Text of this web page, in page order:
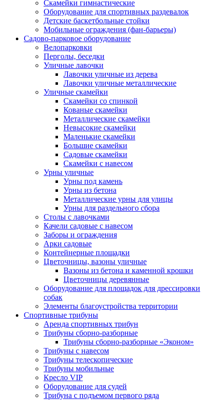
Скамейки гимнастические
Оборудование для спортивных раздевалок
Детские баскетбольные стойки
Мобильные ограждения (фан-барьеры)
Садово-парковое оборудование
Велопарковки
Перголы, беседки
Уличные лавочки
Лавочки уличные из дерева
Лавочки уличные металлические
Уличные скамейки
Скамейки со спинкой
Кованые скамейки
Металлические скамейки
Невысокие скамейки
Маленькие скамейки
Большие скамейки
Садовые скамейки
Скамейки с навесом
Урны уличные
Урны под камень
Урны из бетона
Металлические урны для улицы
Урны для раздельного сбора
Столы с лавочками
Качели садовые с навесом
Заборы и ограждения
Арки садовые
Контейнерные площадки
Цветочницы, вазоны уличные
Вазоны из бетона и каменной крошки
Цветочницы деревянные
Оборудование для площадок для дрессировки
собак
Элементы благоустройства территории
Спортивные трибуны
Аренда спортивных трибун
Трибуны сборно-разборные
Трибуны сборно-разборные «Эконом»
Трибуны с навесом
Трибуны телескопические
Трибуны мобильные
Кресло VIP
Оборудование для судей
Трибуна с подъемом первого ряда